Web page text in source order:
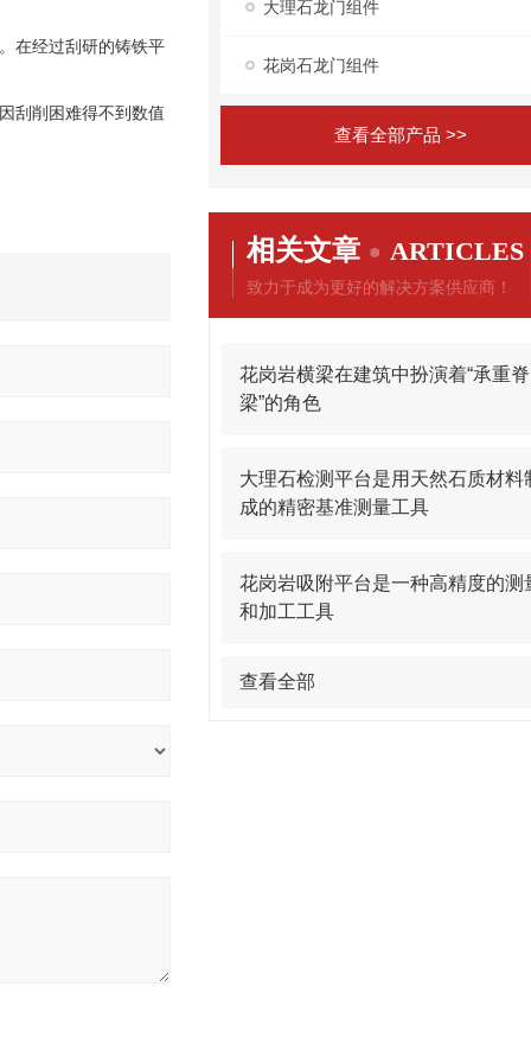
在经过刮研的铸铁平
刮削困难得不到数值
大理石龙门组件
花岗石龙门组件
查看全部产品 >>
相关文章 ARTICLES
致力于成为更好的解决方案供应商！
花岗岩横梁在建筑中扮演着“承重脊
梁”的角色
大理石检测平台是用天然石质材料
成的精密基准测量工具
花岗岩吸附平台是一种高精度的测
和加工工具
查看全部